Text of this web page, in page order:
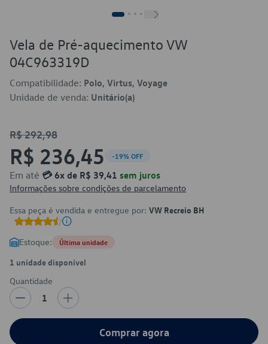
Vela de Pré-aquecimento VW
04C963319D
Compatibilidade: Polo, Virtus, Voyage
Unidade de venda: Unitário(a)
R$ 292,98
R$ 236,45 -19% OFF
Em até 💳 6x de R$ 39,41 sem juros
Informações sobre condições de parcelamento
Essa peça é vendida e entregue por: VW Recreio BH
Estoque: Última unidade
1 unidade disponível
Quantidade
1
Comprar agora